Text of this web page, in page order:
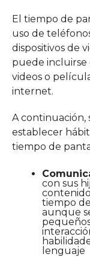
El tiempo de
uso de
dispositivos de
puede incluirse
videos o
internet.
A continuación,
establecer
tiempo de
con sus
tiempo
aunque
lenguaje